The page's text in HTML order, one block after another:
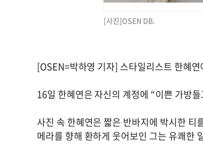
[사진]OSEN DB.
[OSEN=박하영 기자] 스타일리스트 한혜
16일 한혜연은 자신의 계정에 “이쁜 가방
사진 속 한혜연은 짧은 반바지에 박시한 티
메라를 향해 환하게 웃어보인 그는 유쾌한